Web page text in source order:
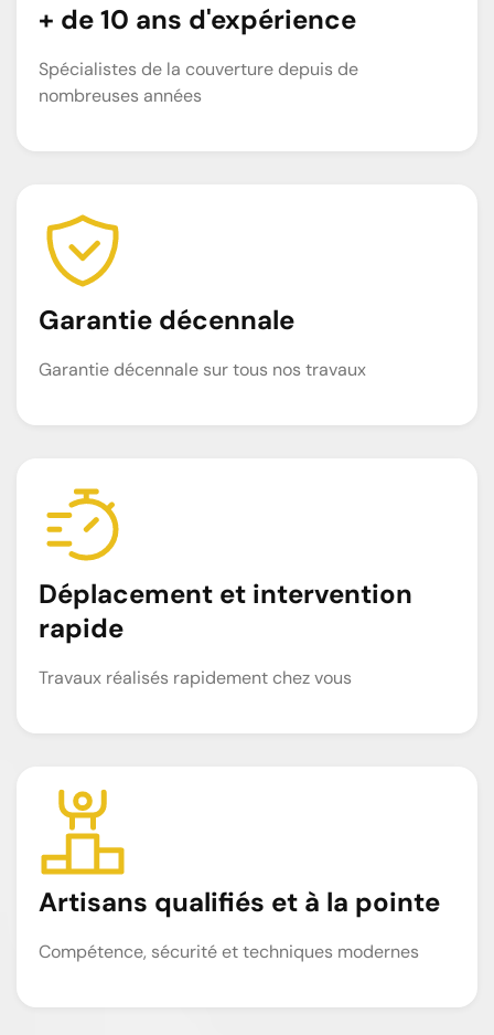
+ de 10 ans d'expérience
Spécialistes de la couverture depuis de
nombreuses années
Garantie décennale
Garantie décennale sur tous nos travaux
Déplacement et intervention
rapide
Travaux réalisés rapidement chez vous
Artisans qualifiés et à la pointe
Compétence, sécurité et techniques modernes